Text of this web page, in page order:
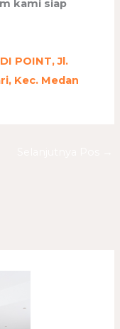
kami siap
POINT, Jl.
Kec. Medan